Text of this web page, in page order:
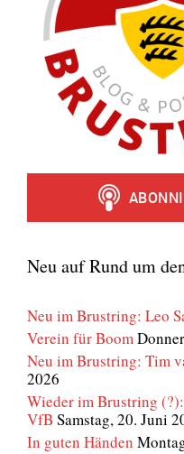
Neu auf Rund um
Neu im Brustring: Leo
Verein für Boom
Neu im Brustring: Tim
2026
Wieder im Brustring
VfB Samstag, 20. Juni
In guten Händen